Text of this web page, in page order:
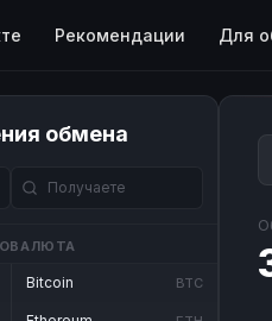
Рекомендации Для
обмена
Bitcoin BTC